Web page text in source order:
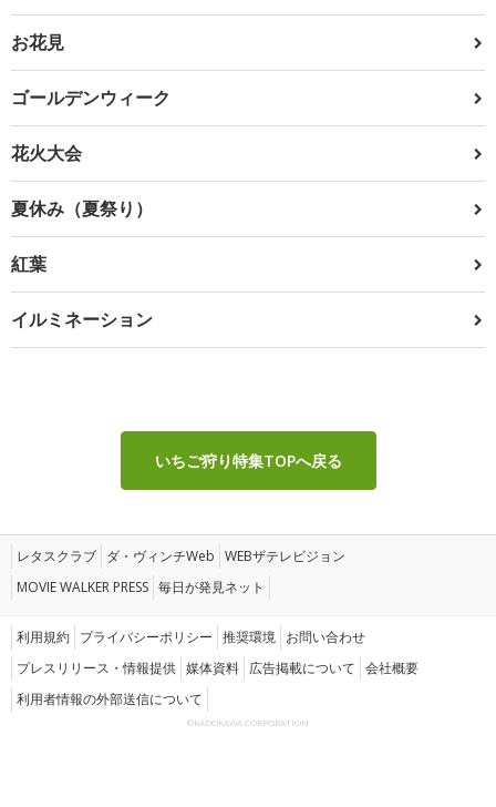
お花見
ゴールデンウィーク
花火大会
夏休み（夏祭り）
紅葉
イルミネーション
いちご狩り特集TOPへ戻る
レタスクラブ ダ・ヴィンチWeb WEBザテレビジョン
MOVIE WALKER PRESS 毎日が発見ネット
利用規約 プライバシーポリシー 推奨環境 お問い合わせ
プレスリリース・情報提供 媒体資料 広告掲載について 会社概要
利用者情報の外部送信について
©KADOKAWA CORPORATION